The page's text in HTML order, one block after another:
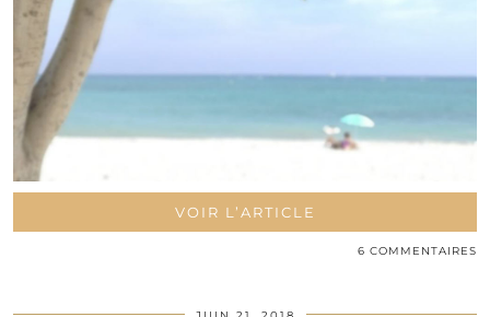
VOIR L’ARTICLE
6 COMMENTAIRES